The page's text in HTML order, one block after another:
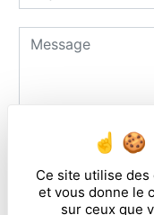
Ce site utilise des
et vous donne le
sur ceux que
En cochant